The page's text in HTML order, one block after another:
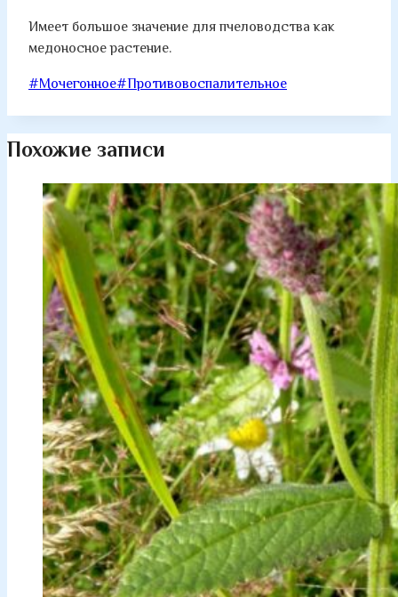
Имеет большое значение для пчеловодства как
медоносное растение.
Метки
#Мочегонное#Противовоспалительное
Похожие записи